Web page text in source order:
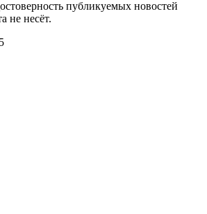
публикуемых новостей
не несёт.